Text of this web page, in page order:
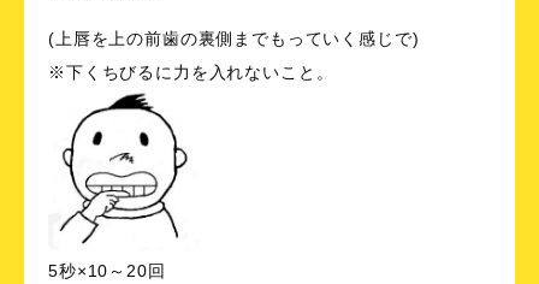
(上唇を上の前歯の裏側までもっていく感じで)
※下くちびるに力を入れないこと。
5秒×10～20回